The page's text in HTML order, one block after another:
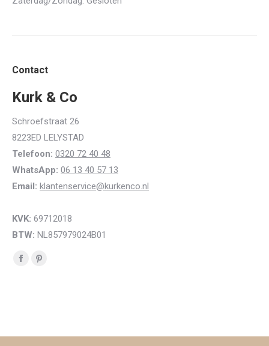
Contact
Kurk & Co
Schroefstraat 26
8223ED LELYSTAD
Telefoon: 0320 72 40 48
WhatsApp: 06 13 40 57 13
Email: klantenservice@kurkenco.nl
KVK: 69712018
BTW: NL857979024B01
Vind ons op:
FacebookPinterest